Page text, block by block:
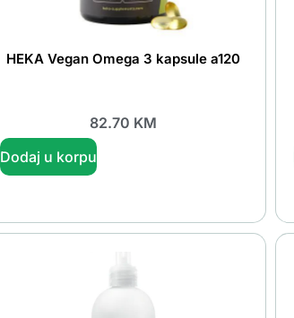
HEKA Vegan Omega 3 kapsule a120
82.70 KM
Dodaj u korpu